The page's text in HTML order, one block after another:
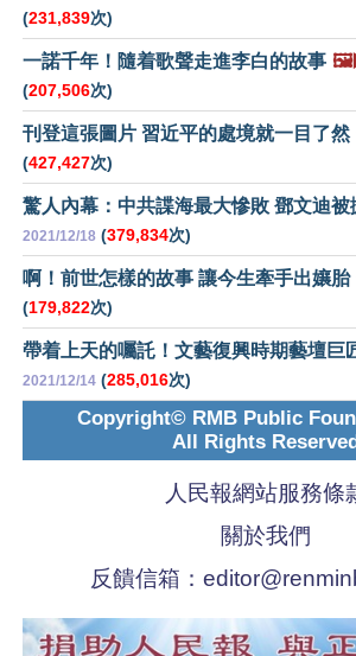
(231,839次)
一諾千年！隨着歌聲走進李白的故事
(207,506次)
刊登這張圖片 習近平的處境就一目了然
(427,427次)
驚人內幕：中共諜海最大慘敗 鄧文迪被
2021/12/18 (379,834次)
啊！前世怎樣的故事 讓今生牽手出孃胎
(179,822次)
帶着上天的囑託！文藝復興時期藝壇巨
2021/12/14 (285,016次)
Copyright© RMB Public
All Rights
人民報網站服務條
關於我們
反饋信箱：